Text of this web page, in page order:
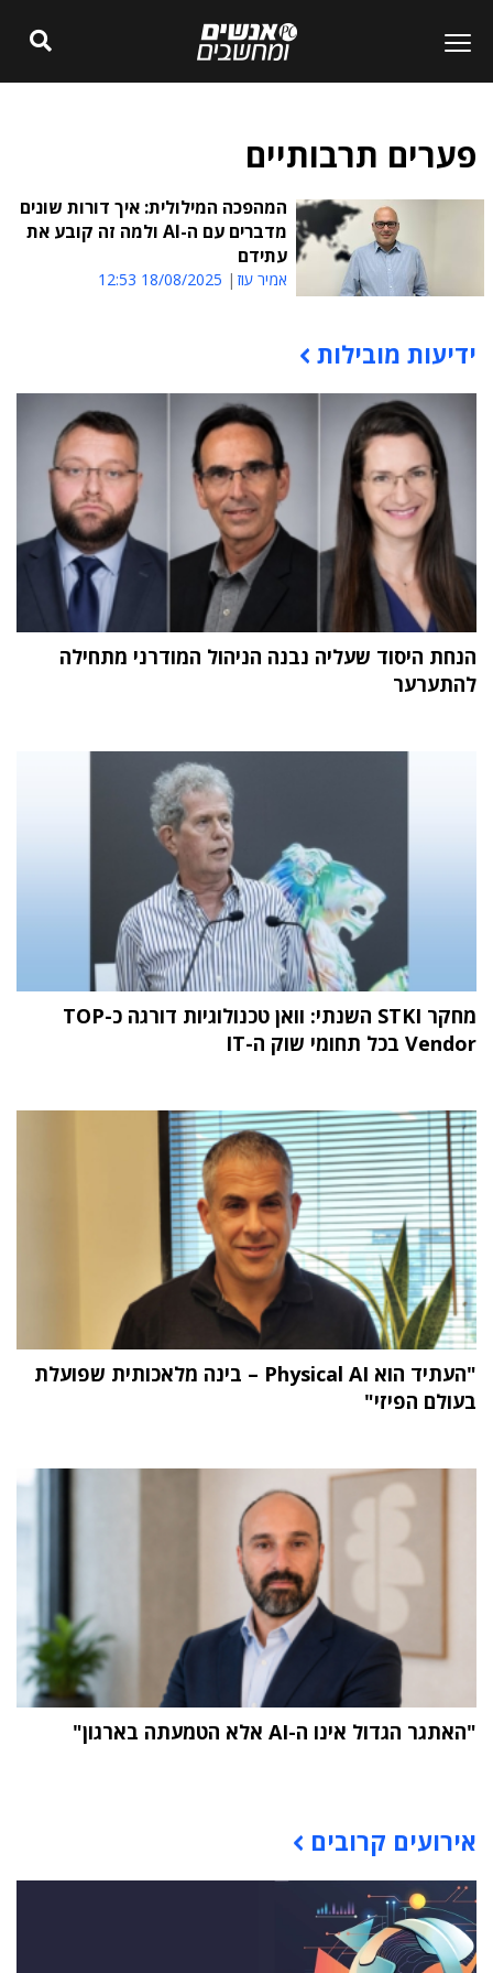
פערים תרבותיים
המהפכה המילולית: איך דורות שונים
מדברים עם ה-AI ולמה זה קובע את
עתידם
אמיר עוז 18/08/2025 12:53
תוכן פרסומי
ידיעות מובילות
הנחת היסוד שעליה נבנה הניהול המודרני מתחילה
להתערער
מחקר STKI השנתי: וואן טכנולוגיות דורגה כ-TOP
Vendor בכל תחומי שוק ה-IT
"העתיד הוא Physical AI – בינה מלאכותית שפועלת
בעולם הפיזי"
"האתגר הגדול אינו ה-AI אלא הטמעתה בארגון"
אירועים קרובים